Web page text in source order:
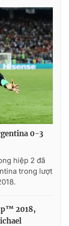
0-3
hiệp 2 đã
trong lượt
2018,